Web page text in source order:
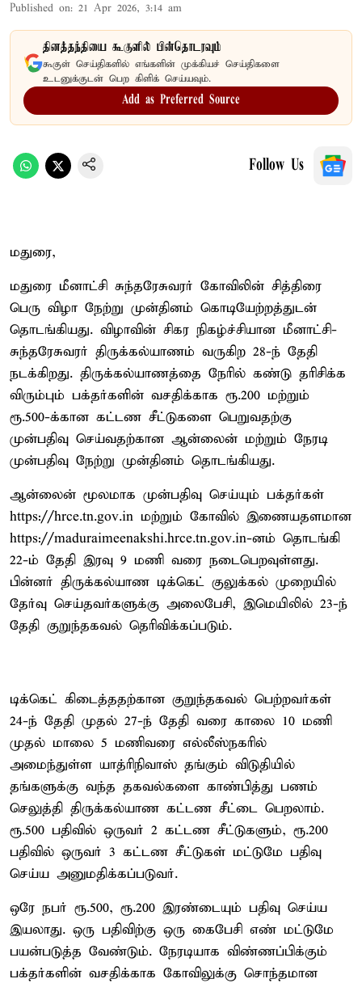
Published on: 21 Apr 2026, 3:14 am
தினத்தந்தியை கூகுளில் பின்தொடரவும்
கூகுள் செய்திகளில் எங்களின் முக்கியச் செய்திகளை
உடனுக்குடன் பெற கிளிக் செய்யவும்.
Add as Preferred Source
Follow Us
மதுரை,
மதுரை மீனாட்சி சுந்தரேசுவரர் கோவிலின் சித்திரை
பெரு விழா நேற்று முன்தினம் கொடியேற்றத்துடன்
தொடங்கியது. விழாவின் சிகர நிகழ்ச்சியான மீனாட்சி-
சுந்தரேசுவரர் திருக்கல்யாணம் வருகிற 28-ந் தேதி
நடக்கிறது. திருக்கல்யாணத்தை நேரில் கண்டு தரிசிக்க
விரும்பும் பக்தர்களின் வசதிக்காக ரூ.200 மற்றும்
ரூ.500-க்கான கட்டண சீட்டுகளை பெறுவதற்கு
முன்பதிவு செய்வதற்கான ஆன்லைன் மற்றும் நேரடி
முன்பதிவு நேற்று முன்தினம் தொடங்கியது.
ஆன்லைன் மூலமாக முன்பதிவு செய்யும் பக்தர்கள்
https://hrce.tn.gov.in மற்றும் கோவில் இணையதளமான
https://maduraimeenakshi.hrce.tn.gov.in-னம் தொடங்கி
22-ம் தேதி இரவு 9 மணி வரை நடைபெறவுள்ளது.
பின்னர் திருக்கல்யாண டிக்கெட் குலுக்கல் முறையில்
தேர்வு செய்தவர்களுக்கு அலைபேசி, இமெயிலில் 23-ந்
தேதி குறுந்தகவல் தெரிவிக்கப்படும்.
டிக்கெட் கிடைத்ததற்கான குறுந்தகவல் பெற்றவர்கள்
24-ந் தேதி முதல் 27-ந் தேதி வரை காலை 10 மணி
முதல் மாலை 5 மணிவரை எல்லீஸ்நகரில்
அமைந்துள்ள யாத்ரிநிவாஸ் தங்கும் விடுதியில்
தங்களுக்கு வந்த தகவல்களை காண்பித்து பணம்
செலுத்தி திருக்கல்யாண கட்டண சீட்டை பெறலாம்.
ரூ.500 பதிவில் ஒருவர் 2 கட்டண சீட்டுகளும், ரூ.200
பதிவில் ஒருவர் 3 கட்டண சீட்டுகள் மட்டுமே பதிவு
செய்ய அனுமதிக்கப்படுவர்.
ஒரே நபர் ரூ.500, ரூ.200 இரண்டையும் பதிவு செய்ய
இயலாது. ஒரு பதிவிற்கு ஒரு கைபேசி எண் மட்டுமே
பயன்படுத்த வேண்டும். நேரடியாக விண்ணப்பிக்கும்
பக்தர்களின் வசதிக்காக கோவிலுக்கு சொந்தமான